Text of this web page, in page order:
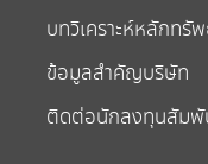
บทวิเคราะห์หลักทรั
ข้อมูลสำคัญบริษัท
ติดต่อนักลงทุนสัม